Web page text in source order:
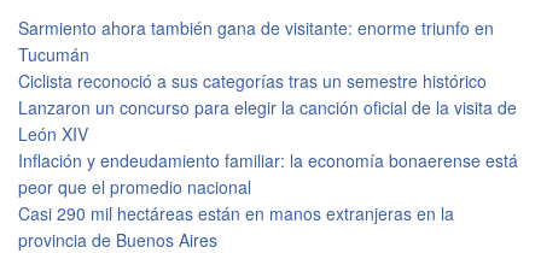
Sarmiento ahora también gana de visitante: enorme triunfo en
Tucumán
Ciclista reconoció a sus categorías tras un semestre histórico
Lanzaron un concurso para elegir la canción oficial de la visita de
León XIV
Inflación y endeudamiento familiar: la economía bonaerense está
peor que el promedio nacional
Casi 290 mil hectáreas están en manos extranjeras en la
provincia de Buenos Aires